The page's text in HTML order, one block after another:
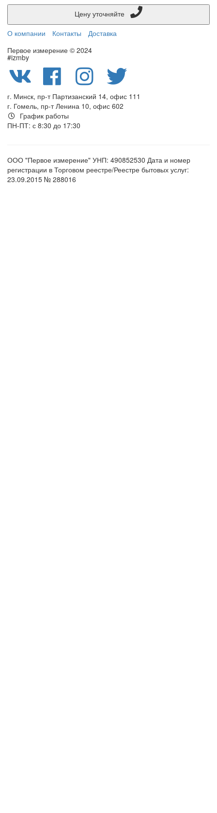
О компании
Контакты
Доставка
Первое измерение © 2024
#izmby
г. Минск, пр-т Партизанский 14, офис 111
г. Гомель, пр-т Ленина 10, офис 602
График работы
ПН-ПТ: с 8:30 до 17:30
ООО "Первое измерение" УНП: 490852530 Дата и номер
регистрации в Торговом реестре/Реестре бытовых услуг:
23.09.2015 № 288016